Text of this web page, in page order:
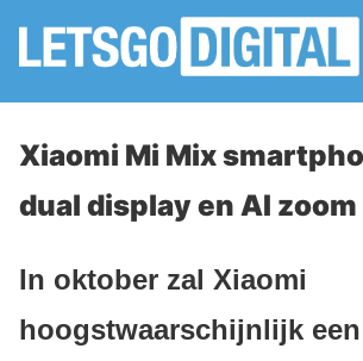
Xiaomi Mi Mix
dual display en AI
In oktober zal Xiaomi
hoogstwaarschijnlijk